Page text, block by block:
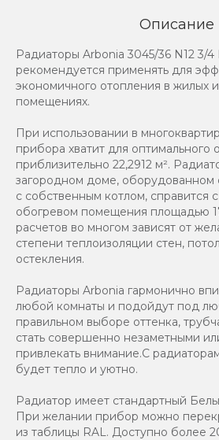
Описание
Радиаторы Arbonia 3045/36 N12 3/4
рекомендуется применять для
экономичного отопления в жилых
помещениях.
При использовании в
прибора хватит для оптимального
приблизительно 22,2912 м².
загородном доме, оборудованном
с собственным котлом, справится
обогревом помещения площадью
расчетов во многом зависят от
степени теплоизоляции стен,
остекления.
Радиаторы Arbonia гармонично
любой комнаты и подойдут под
правильном выборе оттенка,
стать совершенно незаметными
привлекать внимание.С
будет тепло и уютно.
Радиатор имеет стандартный
При желании прибор можно
из таблицы RAL. Доступно более